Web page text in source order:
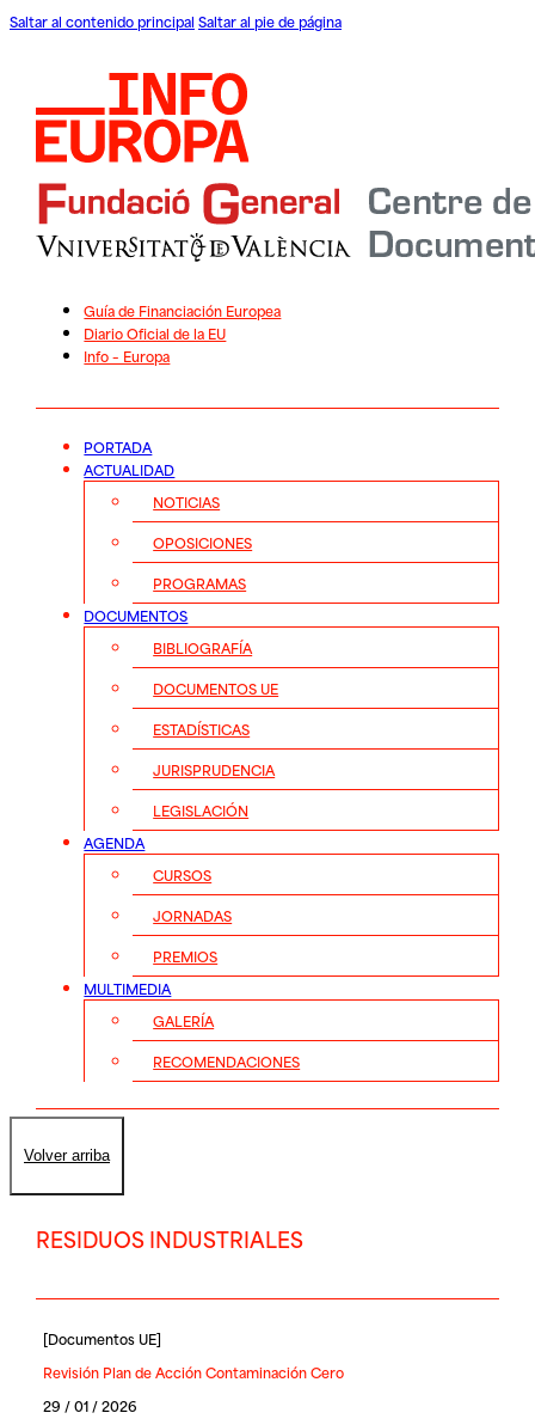
Saltar al contenido principal Saltar al pie de página
Guía de Financiación Europea
Diario Oficial de la EU
Info – Europa
PORTADA
ACTUALIDAD
NOTICIAS
OPOSICIONES
PROGRAMAS
DOCUMENTOS
BIBLIOGRAFÍA
DOCUMENTOS UE
ESTADÍSTICAS
JURISPRUDENCIA
LEGISLACIÓN
AGENDA
CURSOS
JORNADAS
PREMIOS
MULTIMEDIA
GALERÍA
RECOMENDACIONES
Volver arriba
RESIDUOS INDUSTRIALES
[Documentos UE]
Revisión Plan de Acción Contaminación Cero
29 / 01 / 2026